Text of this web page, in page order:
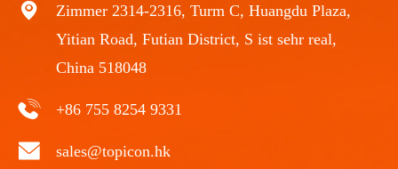
Zimmer 2314-2316, Turm C, Huangdu Plaza,
Yitian Road, Futian District, S ist sehr real,
China 518048
+86 755 8254 9331
sales@topicon.hk